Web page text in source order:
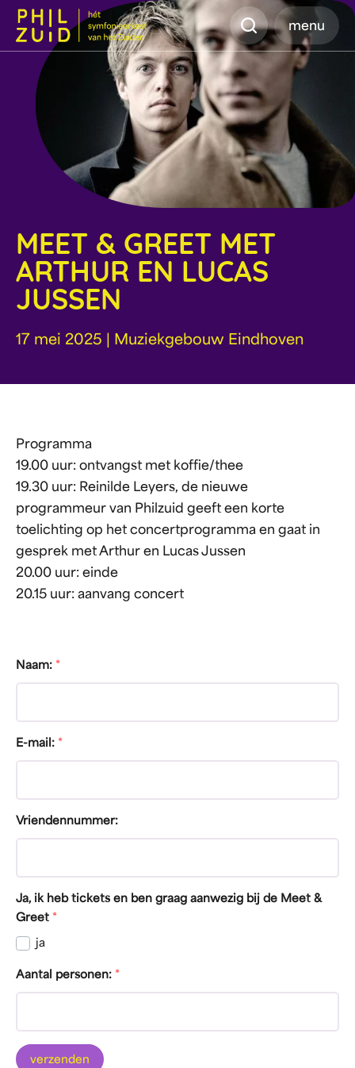
Zoeken
menu
MEET & GREET MET
ARTHUR EN LUCAS
JUSSEN
17 mei 2025 | Muziekgebouw Eindhoven
Programma
19.00 uur: ontvangst met koffie/thee
19.30 uur: Reinilde Leyers, de nieuwe
programmeur van Philzuid geeft een korte
toelichting op het concertprogramma en gaat in
gesprek met Arthur en Lucas Jussen
20.00 uur: einde
20.15 uur: aanvang concert
Naam: *
E-mail: *
Vriendennummer:
Ja, ik heb tickets en ben graag aanwezig bij de Meet &
Greet *
ja
Aantal personen: *
verzenden